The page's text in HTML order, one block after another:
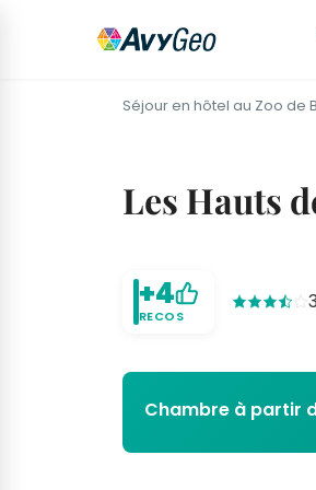
Séjour en hôtel au Zoo de
Les Hauts
+4
RECOS
Chambre à partir